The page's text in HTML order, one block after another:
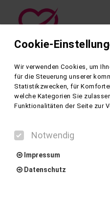
REISEZIELE
Cookie-
Wir verwenden Cookies, um
für die Steuerung unserer
Statistikzwecken, für
welche Kategorien Sie
Funktionalitäten der Seite zur
Notwendig
Impressum
Datenschutz